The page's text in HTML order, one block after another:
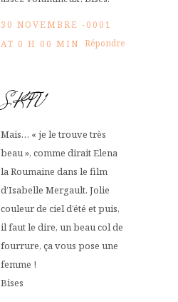
30 NOVEMBRE -0001
AT 0 H 00 MIN Répondre
SKTV
Mais… « je le trouve très
beau », comme dirait Elena
la Roumaine dans le film
d’Isabelle Mergault. Jolie
couleur de ciel d’été et puis,
il faut le dire, un beau col de
fourrure, ça vous pose une
femme !
Bises